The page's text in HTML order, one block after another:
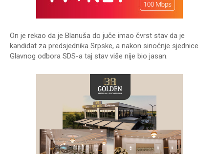
On je rekao da je Blanuša do juče imao čvrst stav da je
kandidat za predsjednika Srpske, a nakon sinoćnje sjednice
Glavnog odbora SDS-a taj stav više nije bio jasan.